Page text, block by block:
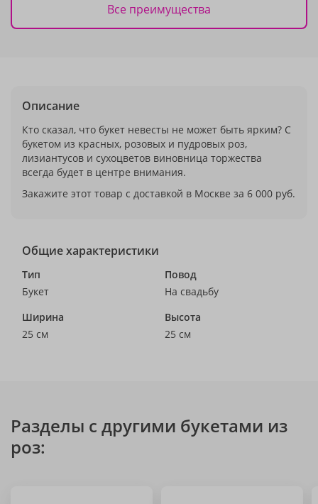
Все преимущества
Описание
Кто сказал, что букет невесты не может быть ярким? С
букетом из красных, розовых и пудровых роз,
лизиантусов и сухоцветов виновница торжества
всегда будет в центре внимания.
Закажите этот товар с доставкой в Москве за 6 000 руб.
Общие характеристики
Тип
Букет
Повод
На свадьбу
Ширина
25 см
Высота
25 см
Разделы с другими букетами из
роз: